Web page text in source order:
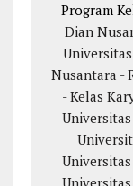
Program
Dian
Nusantara -
- Kelas